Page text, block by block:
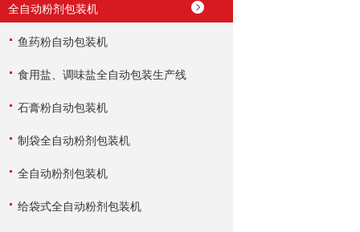
全自动粉剂包装机
鱼药粉自动包装机
食用盐、调味盐全自动包装生产线
石膏粉自动包装机
制袋全自动粉剂包装机
全自动粉剂包装机
给袋式全自动粉剂包装机